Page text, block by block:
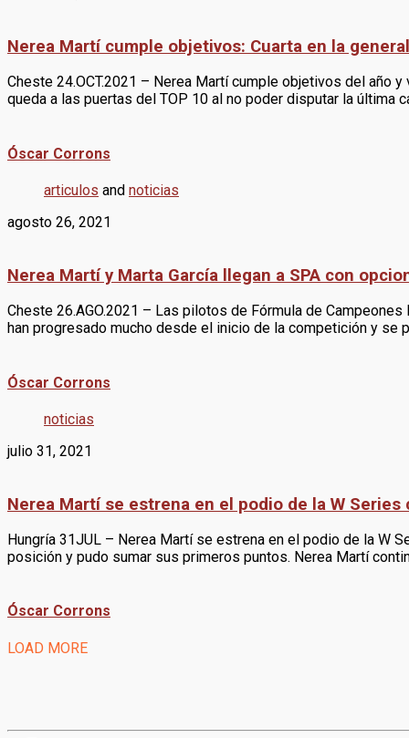
Nerea Martí cumple objetivos: Cuarta en la
Cheste 24.OCT.2021 – Nerea Martí cumple objetivos del año
queda a las puertas del TOP 10 al no poder disputar la
Óscar Corrons
articulos and noticias
agosto 26, 2021
Nerea Martí y Marta García llegan a SPA con
Cheste 26.AGO.2021 – Las pilotos de Fórmula de
han progresado mucho desde el inicio de la competición y
Óscar Corrons
noticias
julio 31, 2021
Nerea Martí se estrena en el podio de la W
Hungría 31JUL – Nerea Martí se estrena en el podio de la W
posición y pudo sumar sus primeros puntos. Nerea Martí
Óscar Corrons
LOAD MORE